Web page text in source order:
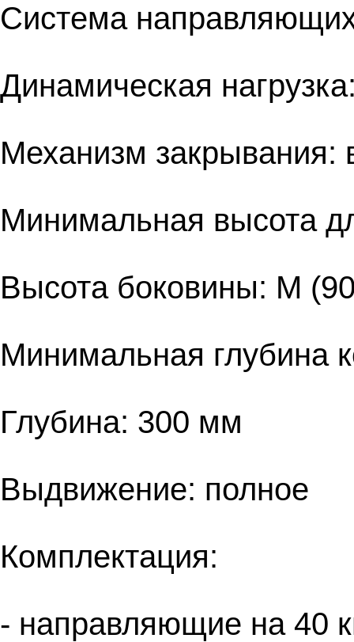
Система
Динамическая
Механизм закрывания:
Минимальная высота
Высота боковины: M
Минимальная глубина
Глубина: 300 мм
Выдвижение: полное
Комплектация:
- направляющие на 40